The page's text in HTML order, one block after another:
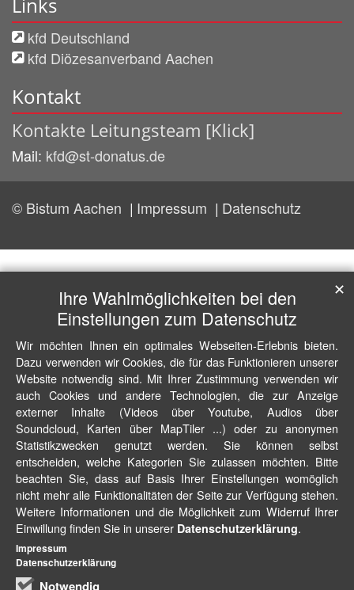
kfd Deutschland
kfd Diözesanverband Aachen
Kontakt
Kontakte Leitungsteam [Klick]
Mail: kfd@st-donatus.de
© Bistum Aachen Impressum Datenschutz
Ihre Wahlmöglichkeiten bei den
Einstellungen zum Datenschutz
Wir möchten Ihnen ein optimales Webseiten-Erlebnis bieten.
Dazu verwenden wir Cookies, die für das Funktionieren unserer
Website notwendig sind. Mit Ihrer Zustimmung verwenden wir
auch Cookies und andere Technologien, die zur Anzeige
externer Inhalte (Videos über Youtube, Audios über
Soundcloud, Karten über MapTiler ...) oder zu anonymen
Statistikzwecken genutzt werden. Sie können selbst
entscheiden, welche Kategorien Sie zulassen möchten. Bitte
beachten Sie, dass auf Basis Ihrer Einstellungen womöglich
nicht mehr alle Funktionalitäten der Seite zur Verfügung stehen.
Weitere Informationen und die Möglichkeit zum Widerruf Ihrer
Einwillung finden Sie in unserer Datenschutzerklärung.
Notwendig
✕
Impressum
Datenschutzerklärung